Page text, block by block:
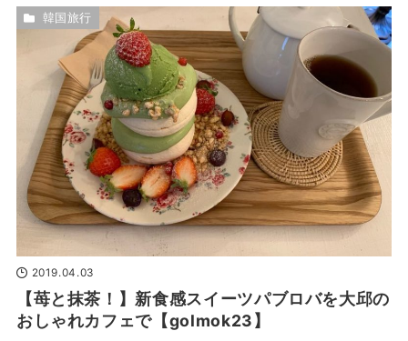
2019.04.03
【苺と抹茶！】新食感スイーツパブロバを大邱の
おしゃれカフェで【golmok23】
韓国旅行